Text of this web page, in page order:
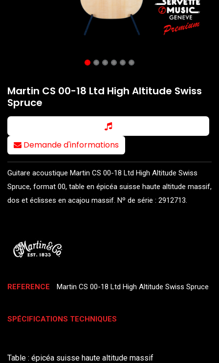
Martin CS 00-18 Ltd High Altitude Swiss
Spruce
Demande d'informations
Guitare acoustique Martin CS 00-18 Ltd High Altitude Swiss
Spruce, format 00, table en épicéa suisse haute altitude massif,
dos et éclisses en acajou massif. Nº de série : 2912713.
REFERENCE Martin CS 00-18 Ltd High Altitude Swiss Spruce
SPÉCIFICATIONS TECHNIQUES
Table : épicéa suisse haute altitude massif